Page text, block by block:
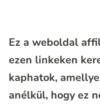
Ez a weboldal
ezen linkeken
kaphatok,
anélkül, hogy ez